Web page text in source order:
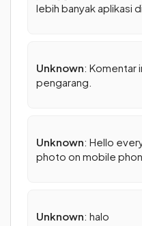
lebih banyak aplikasi di
Unknown: Komentar
pengarang.
Unknown: Hello
photo on mobile
Unknown: halo